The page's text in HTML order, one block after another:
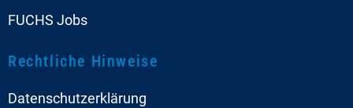
FUCHS Jobs
Rechtliche Hinweise
Datenschutzerklärung